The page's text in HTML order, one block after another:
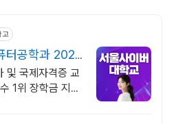
고
터공학과 2026
및 국제자격증 교
1위 장학금 지급